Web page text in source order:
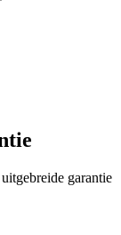
garantie